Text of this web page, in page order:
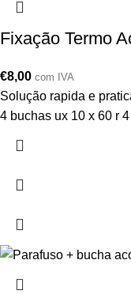
Fixação Termo
€8,00 com IVA
Solução rapida e
4 buchas ux 10 x 60 r